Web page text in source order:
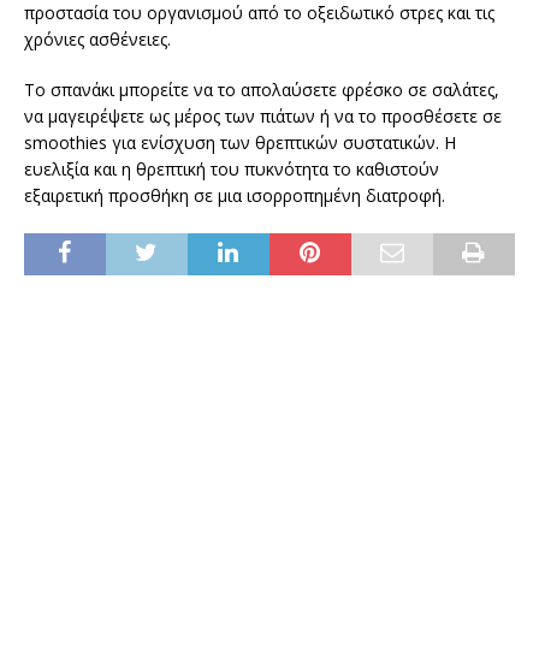
προστασία του οργανισμού από το οξειδωτικό στρες και τις
χρόνιες ασθένειες.
Το σπανάκι μπορείτε να το απολαύσετε φρέσκο σε σαλάτες,
να μαγειρέψετε ως μέρος των πιάτων ή να το προσθέσετε σε
smoothies για ενίσχυση των θρεπτικών συστατικών. Η
ευελιξία και η θρεπτική του πυκνότητα το καθιστούν
εξαιρετική προσθήκη σε μια ισορροπημένη διατροφή.